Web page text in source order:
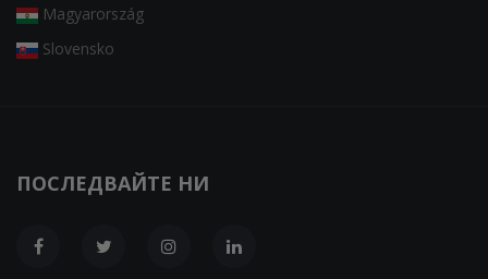
Magyarország
Slovensko
ПОСЛЕДВАЙТЕ НИ